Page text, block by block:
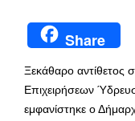
Share
Ξεκάθαρο αντίθετος
Επιχειρήσεων
εμφανίστηκε ο